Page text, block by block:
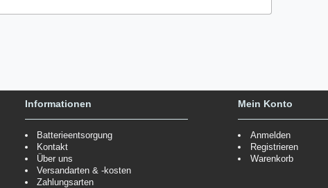
Informationen
Batterieentsorgung
Kontakt
Über uns
Versandarten & -kosten
Zahlungsarten
Mein Konto
Anmelden
Registrieren
Warenkorb